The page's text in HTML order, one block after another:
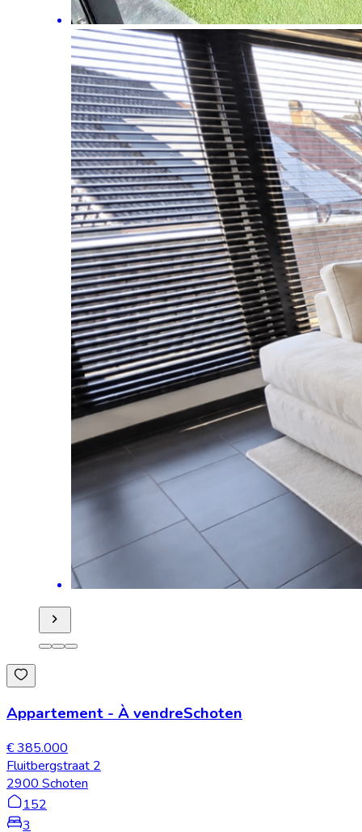
Appartement - À vendreSchoten
€ 385.000
Fluitbergstraat 2
2900 Schoten
152
3